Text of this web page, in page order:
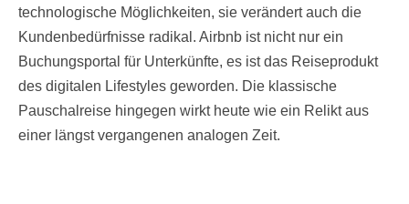
technologische Möglichkeiten, sie verändert auch die
Kundenbedürfnisse radikal. Airbnb ist nicht nur ein
Buchungsportal für Unterkünfte, es ist das Reiseprodukt
des digitalen Lifestyles geworden. Die klassische
Pauschalreise hingegen wirkt heute wie ein Relikt aus
einer längst vergangenen analogen Zeit.